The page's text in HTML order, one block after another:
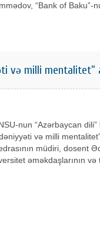
“Bank of
və milli
nun “Azərbaycan
və milli
müdiri, dosent
əməkdaşlarının